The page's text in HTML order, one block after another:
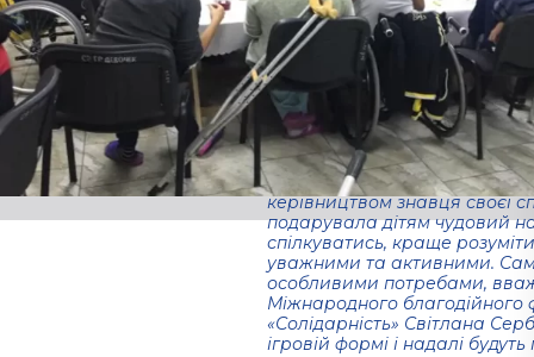
01.09.2021
Черговий захiд вiд
Петровського
будинок-iнтернат ДОР», для
потребами.
В цей раз для вихованців
пізнавальний захід. Відому
керiвництвом знавця своєї
подарувала дiтям чудовий
спiлкуватись, краще
уважними та активними.
особливими потребами,
Мiжнародного благодiйного
«Солiдарнiсть» Світлана
ігровій формі і надалі